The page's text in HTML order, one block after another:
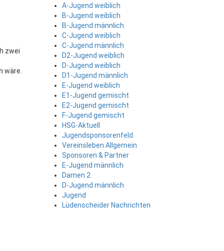
zwei
wäre.
A-Jugend weiblich
B-Jugend weiblich
B-Jugend männlich
C-Jugend weiblich
C-Jugend männlich
D2-Jugend weiblich
D-Jugend weiblich
D1-Jugend männlich
E-Jugend weiblich
E1-Jugend gemischt
E2-Jugend gemischt
F-Jugend gemischt
HSG-Aktuell
Jugendsponsorenfeld
Vereinsleben Allgemein
Sponsoren & Partner
E-Jugend männlich
Damen 2
D-Jugend männlich
Jugend
Lüdenscheider Nachrichten